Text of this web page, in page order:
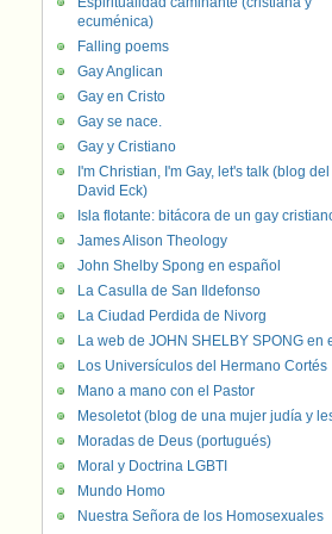
ecuménica)
Falling poems
Gay Anglican
Gay en Cristo
Gay se nace.
Gay y Cristiano
I'm Christian, I'm Gay, let's talk (blog del
David Eck)
Isla flotante: bitácora de un gay
James Alison Theology
John Shelby Spong en español
La Casulla de San Ildefonso
La Ciudad Perdida de Nivorg
La web de JOHN SHELBY SPONG en
Los Universículos del Hermano Cortés
Mano a mano con el Pastor
Mesoletot (blog de una mujer judía y
Moradas de Deus (portugués)
Moral y Doctrina LGBTI
Mundo Homo
Nuestra Señora de los Homosexuales